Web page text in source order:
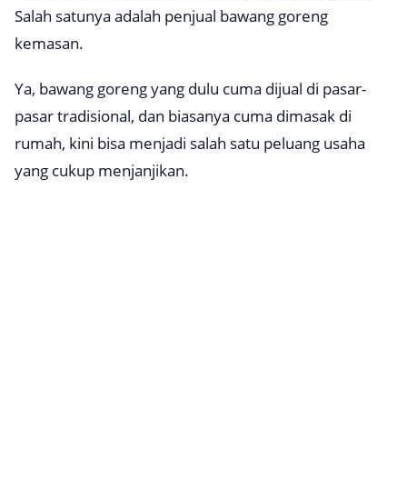
Salah satunya adalah penjual bawang goreng
kemasan.
Ya, bawang goreng yang dulu cuma dijual di pasar-
pasar tradisional, dan biasanya cuma dimasak di
rumah, kini bisa menjadi salah satu peluang usaha
yang cukup menjanjikan.